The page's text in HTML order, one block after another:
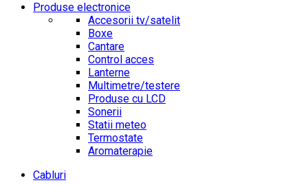
Produse electronice
Accesorii tv/satelit
Boxe
Cantare
Control acces
Lanterne
Multimetre/testere
Produse cu LCD
Sonerii
Statii meteo
Termostate
Aromaterapie
Cabluri